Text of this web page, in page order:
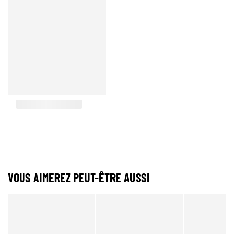
VOUS AIMEREZ PEUT-ÊTRE AUSSI